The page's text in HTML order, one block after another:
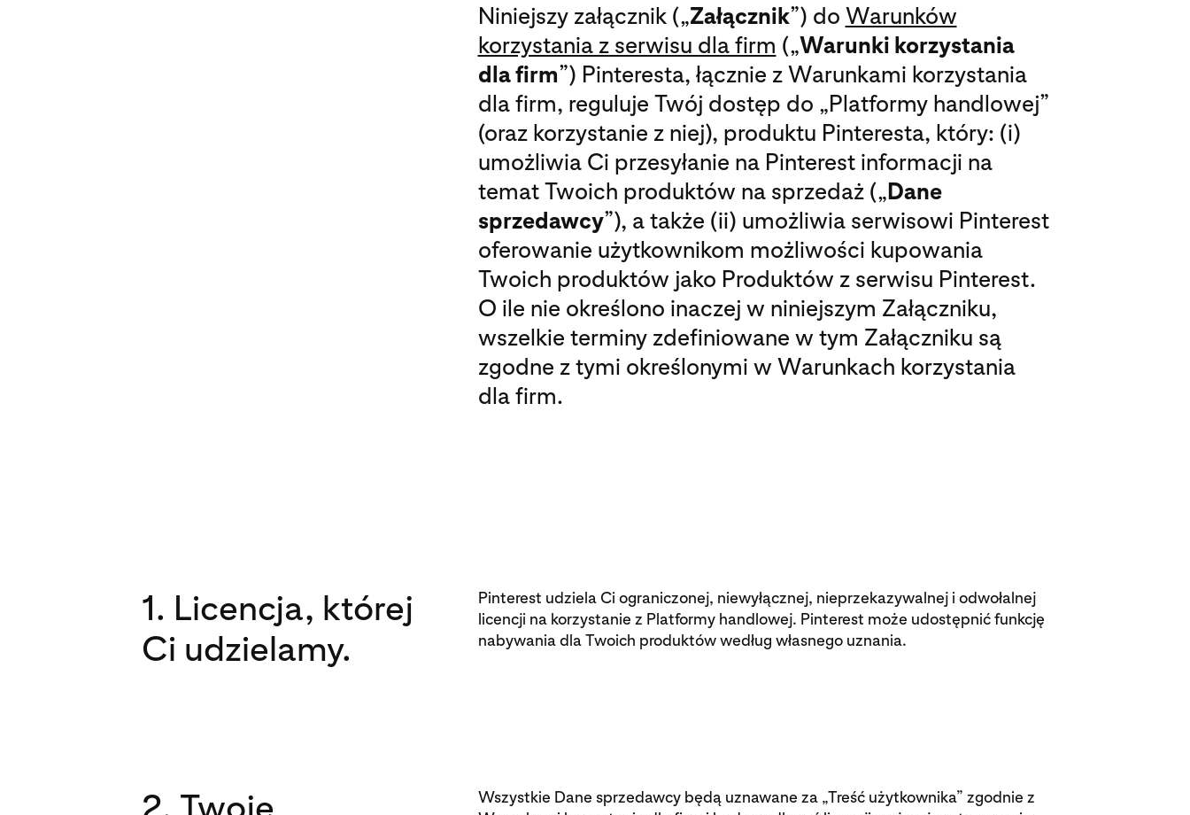
Niniejszy załącznik („Załącznik”) do Warunków
korzystania z serwisu dla firm („Warunki korzystania
dla firm”) Pinteresta, łącznie z Warunkami korzystania
dla firm, reguluje Twój dostęp do „Platformy handlowej”
(oraz korzystanie z niej), produktu Pinteresta, który: (i)
umożliwia Ci przesyłanie na Pinterest informacji na
temat Twoich produktów na sprzedaż („Dane
sprzedawcy”), a także (ii) umożliwia serwisowi Pinterest
oferowanie użytkownikom możliwości kupowania
Twoich produktów jako Produktów z serwisu Pinterest.
O ile nie określono inaczej w niniejszym Załączniku,
wszelkie terminy zdefiniowane w tym Załączniku są
zgodne z tymi określonymi w Warunkach korzystania
dla firm.
1. Licencja, której
Ci udzielamy.
Pinterest udziela Ci ograniczonej, niewyłącznej, nieprzekazywalnej i odwołalnej
licencji na korzystanie z Platformy handlowej. Pinterest może udostępnić funkcję
nabywania dla Twoich produktów według własnego uznania.
Wszystkie Dane sprzedawcy będą uznawane za „Treść użytkownika” zgodnie z